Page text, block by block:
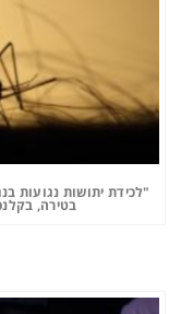
"לכידת יתושות נגועות
בטירה,